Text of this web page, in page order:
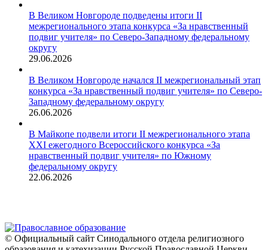
В Великом Новгороде подведены итоги II
межрегионального этапа конкурса «За нравственный
подвиг учителя» по Северо-Западному федеральному
округу
29.06.2026
В Великом Новгороде начался II межрегиональный этап
конкурса «За нравственный подвиг учителя» по Северо-
Западному федеральному округу
26.06.2026
В Майкопе подвели итоги II межрегионального этапа
XXI ежегодного Всероссийского конкурса «За
нравственный подвиг учителя» по Южному
федеральному округу
22.06.2026
© Официальный сайт Синодального отдела религиозного